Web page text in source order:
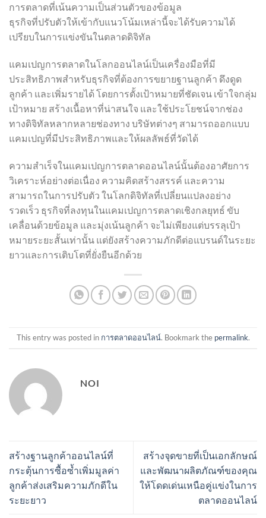
การตลาดที่เน้นความเป็นส่วนตัวของข้อมูล
ธุรกิจที่ปรับตัวให้เข้ากับแนวโน้มเหล่านี้จะได้รับความได้
เปรียบในการแข่งขันในตลาดดิจิทัล
แคมเปญการตลาดในโลกออนไลน์เป็นเครื่องมือที่มี
ประสิทธิภาพสำหรับธุรกิจที่ต้องการขยายฐานลูกค้า ดึงดูด
ลูกค้า และเพิ่มรายได้ โดยการตั้งเป้าหมายที่ชัดเจน เข้าใจกลุ่ม
เป้าหมาย สร้างเนื้อหาที่น่าสนใจ และใช้ประโยชน์จากช่อง
ทางดิจิทัลหลากหลายช่องทาง บริษัทต่างๆ สามารถออกแบบ
แคมเปญที่มีประสิทธิภาพและให้ผลลัพธ์ที่วัดได้
ความสำเร็จในแคมเปญการตลาดออนไลน์นั้นต้องอาศัยการ
วิเคราะห์อย่างต่อเนื่อง ความคิดสร้างสรรค์ และความ
สามารถในการปรับตัว ในโลกดิจิทัลที่เปลี่ยนแปลงอย่าง
รวดเร็ว ธุรกิจที่ลงทุนในแคมเปญการตลาดเชิงกลยุทธ์ ขับ
เคลื่อนด้วยข้อมูล และมุ่งเน้นลูกค้า จะไม่เพียงแต่บรรลุเป้า
หมายระยะสั้นเท่านั้น แต่ยังสร้างความภักดีต่อแบรนด์ในระยะ
ยาวและการเติบโตที่ยั่งยืนอีกด้วย
This entry was posted in การตลาดออนไลน์. Bookmark the permalink.
NOI
สร้างฐานลูกค้าออนไลน์ที่
กระตุ้นการซื้อซ้ำเพิ่มมูลค่า
ลูกค้าส่งเสริมความภักดีใน
ระยะยาว
สร้างจุดขายที่เป็นเอกลักษณ์
และพัฒนาผลิตภัณฑ์ของคุณ
ให้โดดเด่นเหนือคู่แข่งในการ
ตลาดออนไลน์